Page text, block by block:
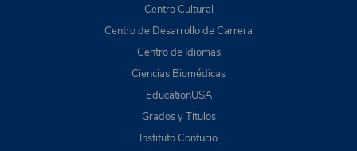
Centro Cultural
Centro de Desarrollo de Carrera
Centro de Idiomas
Ciencias Biomédicas
EducationUSA
Grados y Títulos
Instituto Confucio